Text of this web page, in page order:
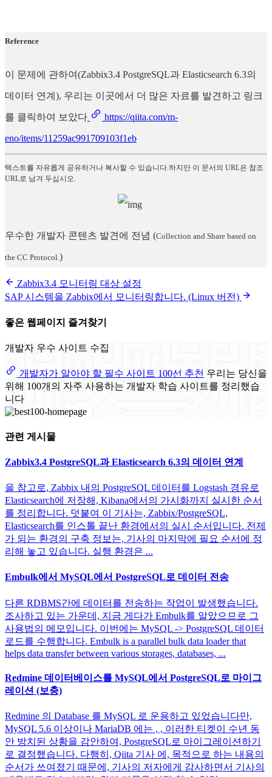
Reference
이 문제에 관하여(Zabbix3.4 PostgreSQL과 Elasticsearch 6.3의
데이터 연계), 우리는 이곳에서 더 많은 자료를 발견하고 링크
를 클릭하여 보았다 https://qiita.com/m-
eno/items/11259ac991709103f1eb
텍스트를 자유롭게 공유하거나 복사할 수 있습니다.하지만 이 문서의 URL은 참조
URL로 남겨 두십시오.
우수한 개발자 콘텐츠 발견에 전념 (Collection and Share based on
the CC Protocol. )
Zabbix3.4 모니터링 대상 설정
SAP 시스템을 Zabbix에서 모니터링합니다. (Linux 버전)
좋은 웹페이지 즐겨찾기
개발자 우수 사이트 수집
개발자가 알아야 할 필수 사이트 100선 추천 우리는 당신을
위해 100개의 자주 사용하는 개발자 학습 사이트를 정리했습
니다
관련 게시물
Zabbix3.4 PostgreSQL과 Elasticsearch 6.3의 데이터 연계
을 참고로, Zabbix 내의 PostgreSQL 데이터를 Logstash 경유로
Elasticsearch에 저장해, Kibana에서의 가시화까지 실시한 순서
를 정리합니다. 덧붙여 이 기사는, Zabbix/PostgreSQL,
Elasticsearch를 인스톨 끝난 환경에서의 실시 순서입니다. 전제
가 되는 환경의 구축 정보는, 기사의 마지막에 필요 순서에 정
리해 놓고 있습니다. 실행 환경은 ...
Embulk에서 MySQL에서 PostgreSQL로 데이터 전송
다른 RDBMS간에 데이터를 전송하는 작업이 발생했습니다.
조사하고 있는 가운데, 지금 게다가 Embulk를 알았으므로 그
사용법의 메모입니다. 이번에는 MySQL -> PostgreSQL 데이터
로드를 수행합니다. Embulk is a parallel bulk data loader that
helps data transfer between various storages, databases, ...
Redmine 데이터베이스를 MySQL에서 PostgreSQL로 마이그
레이션 (보충)
Redmine 의 Database 를 MySQL 로 운용하고 있었습니다만,
MySQL 5.6 이상이나 MariaDB 에는 , , 이러한 티켓이 수년 동
안 방치된 상황을 감안하여, PostgreSQL로 마이그레이션하기
로 결정했습니다. 다행히, Qiita 기사 에, 목적으로 하는 내용의
순서가 쓰여졌기 때문에, 기사의 저자에게 감사하면서 기사의